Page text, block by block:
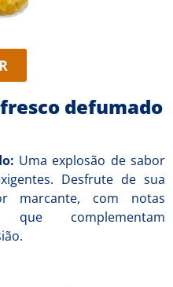
defumado
Uma explosão de sabor
Desfrute de sua
marcante, com notas
que complementam